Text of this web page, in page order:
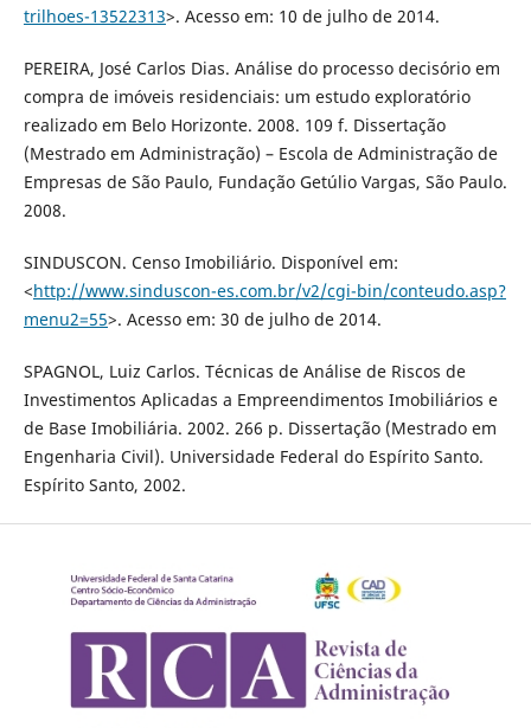
trilhoes-13522313>. Acesso em: 10 de julho de 2014.
PEREIRA, José Carlos Dias. Análise do processo decisório em
compra de imóveis residenciais: um estudo exploratório
realizado em Belo Horizonte. 2008. 109 f. Dissertação
(Mestrado em Administração) – Escola de Administração de
Empresas de São Paulo, Fundação Getúlio Vargas, São Paulo.
2008.
SINDUSCON. Censo Imobiliário. Disponível em:
<http://www.sinduscon-es.com.br/v2/cgi-bin/conteudo.asp?
menu2=55>. Acesso em: 30 de julho de 2014.
SPAGNOL, Luiz Carlos. Técnicas de Análise de Riscos de
Investimentos Aplicadas a Empreendimentos Imobiliários e
de Base Imobiliária. 2002. 266 p. Dissertação (Mestrado em
Engenharia Civil). Universidade Federal do Espírito Santo.
Espírito Santo, 2002.